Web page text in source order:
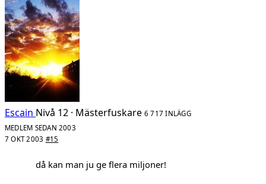
Escain Nivå 12 · Mästerfuskare 6 717 INLÄGG
MEDLEM SEDAN 2003
7 OKT 2003 #15
då kan man ju ge flera miljoner!